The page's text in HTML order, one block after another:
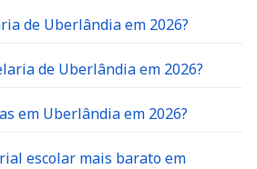
de Uberlândia em 2026?
de Uberlândia em 2026?
em Uberlândia em 2026?
escolar mais barato em